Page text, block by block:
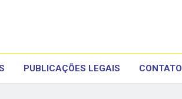
PUBLICAÇÕES LEGAIS CONTATO